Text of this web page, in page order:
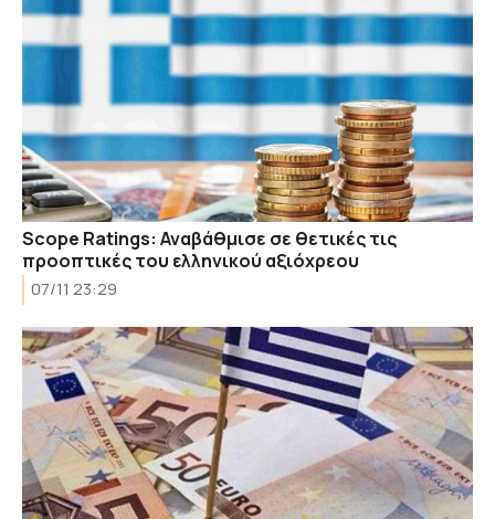
Scope Ratings: Αναβάθμισε σε θετικές τις
προοπτικές του ελληνικού αξιόχρεου
07/11 23:29